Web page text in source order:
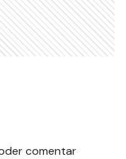
comentar